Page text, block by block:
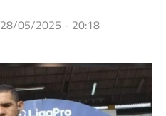
28/05/2025 - 20:18